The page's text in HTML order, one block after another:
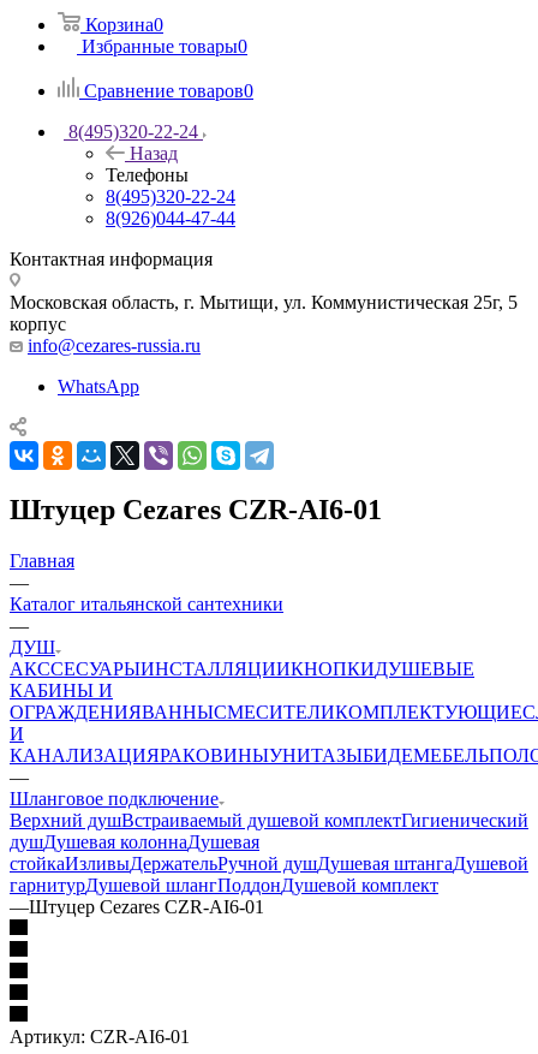
Корзина0
Избранные товары0
Сравнение товаров0
8(495)320-22-24
Назад
Телефоны
8(495)320-22-24
8(926)044-47-44
Контактная информация
Московская область, г. Мытищи, ул. Коммунистическая 25г, 5
корпус
info@cezares-russia.ru
WhatsApp
Штуцер Cezares CZR-AI6-01
Главная
—
Каталог итальянской сантехники
—
ДУШ
АКССЕСУАРЫИНСТАЛЛЯЦИИКНОПКИДУШЕВЫЕ
КАБИНЫ И
ОГРАЖДЕНИЯВАННЫСМЕСИТЕЛИКОМПЛЕКТУЮЩИЕ
И
КАНАЛИЗАЦИЯРАКОВИНЫУНИТАЗЫБИДЕМЕБЕЛЬ
—
Шланговое подключение
Верхний душВстраиваемый душевой комплектГигиенический
душДушевая колоннаДушевая
стойкаИзливыДержательРучной душДушевая штангаДушевой
гарнитурДушевой шлангПоддонДушевой комплект
—Штуцер Cezares CZR-AI6-01
Артикул: CZR-AI6-01